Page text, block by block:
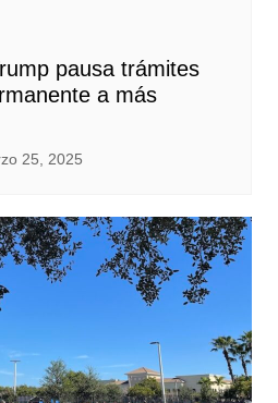
pausa trámites
a más
25, 2025